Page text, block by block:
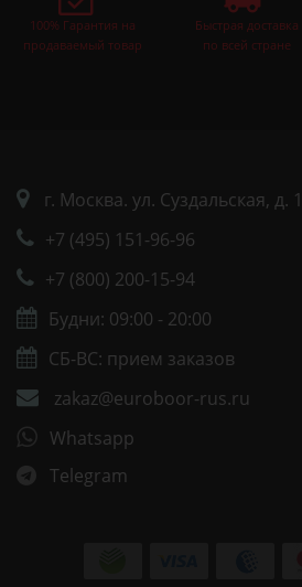
100% Гарантия на
продаваемый товар
Быстрая доставка
по всей стране
г. Москва. ул. Суздальская, д.
+7 (495) 151-96-96
+7 (800) 200-15-94
Будни: 09:00 - 20:00
СБ-ВС: прием заказов
zakaz@euroboor-rus.ru
Whatsapp
Telegram